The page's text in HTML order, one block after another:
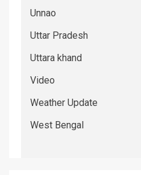
Unnao
Uttar Pradesh
Uttara khand
Video
Weather Update
West Bengal